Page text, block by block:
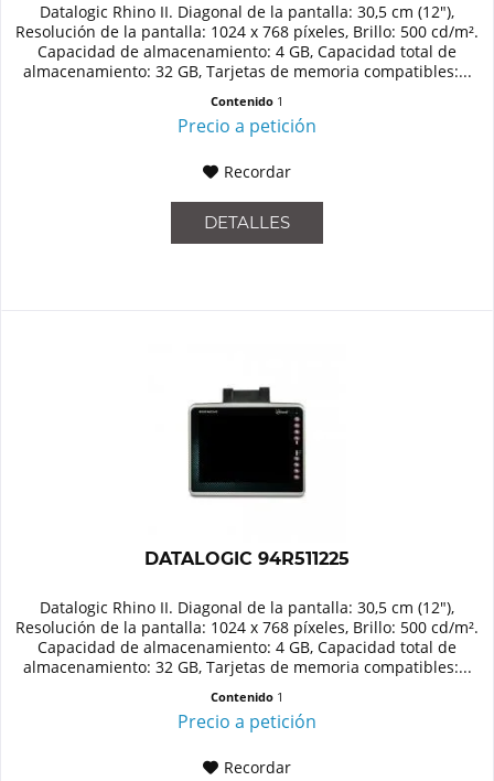
Datalogic Rhino II. Diagonal de la pantalla: 30,5 cm (12"),
Resolución de la pantalla: 1024 x 768 píxeles, Brillo: 500 cd/m².
Capacidad de almacenamiento: 4 GB, Capacidad total de
almacenamiento: 32 GB, Tarjetas de memoria compatibles:...
Contenido 1
Precio a petición
Recordar
DETALLES
DATALOGIC 94R511225
Datalogic Rhino II. Diagonal de la pantalla: 30,5 cm (12"),
Resolución de la pantalla: 1024 x 768 píxeles, Brillo: 500 cd/m².
Capacidad de almacenamiento: 4 GB, Capacidad total de
almacenamiento: 32 GB, Tarjetas de memoria compatibles:...
Contenido 1
Precio a petición
Recordar